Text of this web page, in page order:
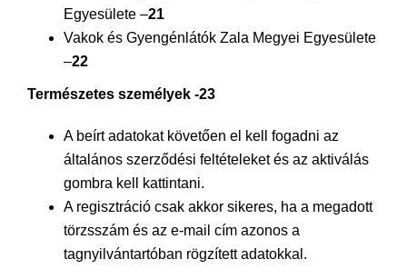
Egyesülete –21
Vakok és Gyengénlátók Zala Megyei Egyesülete
–22
Természetes személyek -23
A beírt adatokat követően el kell fogadni az
általános szerződési feltételeket és az aktiválás
gombra kell kattintani.
A regisztráció csak akkor sikeres, ha a megadott
törzsszám és az e-mail cím azonos a
tagnyilvántartóban rögzített adatokkal.